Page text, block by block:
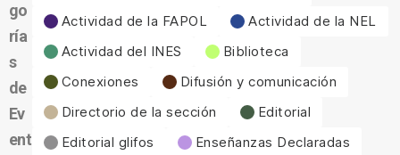
go
ría
s
de
Ev
ent
Actividad de la FAPOL
Actividad de la NEL
Actividad del INES
Biblioteca
Conexiones
Difusión y comunicación
Directorio de la sección
Editorial
Editorial glifos
Enseñanzas Declaradas